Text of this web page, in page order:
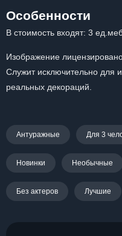
Особенности
В стоимость входят: 3
Изображение
Служит исключительно для
реальных декораций.
Антуражные Для 3
Новинки Необычные
Без актеров Лучшие